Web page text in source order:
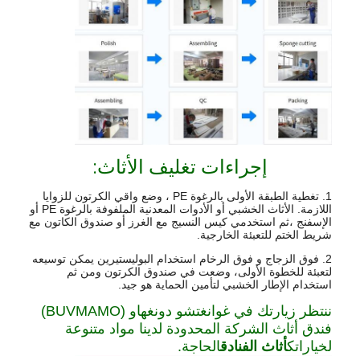
إجراءات تغليف الأثاث:
1. تغطية الطبقة الأولى بالرغوة PE ، وضع واقي الكرتون للزوايا
اللازمة. الأثاث الخشبي أو الأدوات المعدنية الملفوفة بالرغوة PE أو
الإسفنج ،ثم استخدمي كيس النسيج مع الغرز أو صندوق الكاتون مع
شريط الختم للتعبئة الخارجية.
2. فوق الزجاج و فوق الرخام استخدام البوليستيرين يمكن توسيعه
لتعبئة للخطوة الأولى، وضعت في صندوق الكرتون ومن ثم
استخدام الإطار الخشبي لتأمين الحماية هو جيد.
ننتظر زيارتك في غوانغتشو دونغهاو (BUVMAMO)
فندق أثاث الشركة المحدودة لدينا مواد متنوعة
لخياراتكأثاث الفنادقالحاجة.